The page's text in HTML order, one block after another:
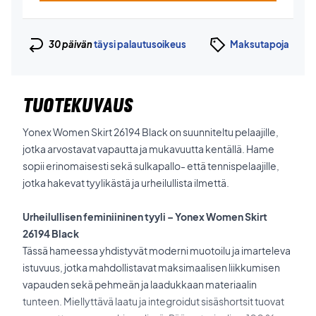
30 päiväntäysi palautusoikeus Maksutapoja
TUOTEKUVAUS
Yonex Women Skirt 26194 Black on suunniteltu pelaajille,
jotka arvostavat vapautta ja mukavuutta kentällä. Hame
sopii erinomaisesti sekä sulkapallo- että tennispelaajille,
jotka hakevat tyylikästä ja urheilullista ilmettä.
Urheilullisen feminiininen tyyli – Yonex Women Skirt
26194 Black
Tässä hameessa yhdistyvät moderni muotoilu ja imarteleva
istuvuus, jotka mahdollistavat maksimaalisen liikkumisen
vapauden sekä pehmeän ja laadukkaan materiaalin
tunteen. Miellyttävä laatu ja integroidut sisäshortsit tuovat